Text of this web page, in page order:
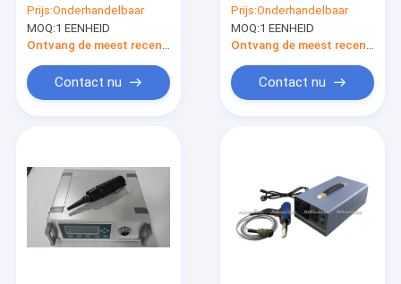
gebruiken Draagbare
Vlek voor hoog
Opgezet Stoplicht
Prijs:Onderhandelbaar
MOQ:1 EENHEID
Contact nu
Ultrasone Vlek de
Hoge
Frequentielasser 28
Prijs:Onderhandelbaar
MOQ:1 EENHEID
Contact nu